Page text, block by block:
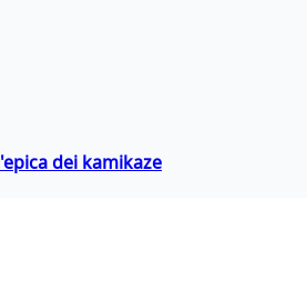
dei kamikaze